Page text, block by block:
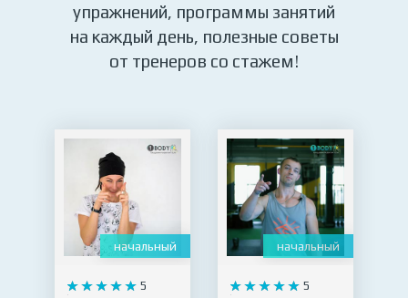
упражнений, программы занятий
на каждый день, полезные советы
от тренеров со стажем!
начальный
5
начальный
5